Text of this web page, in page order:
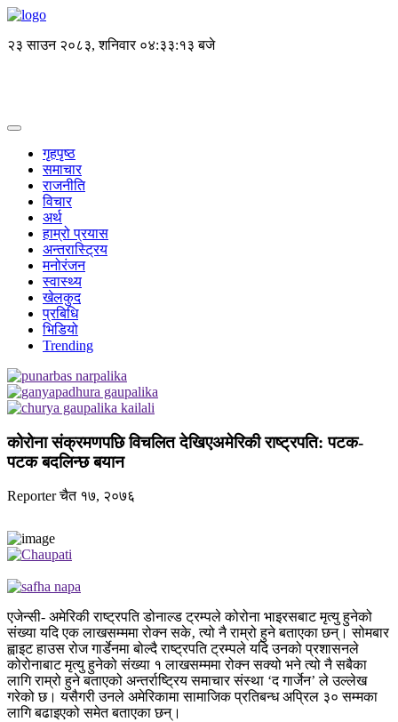
२३ साउन २०८३, शनिवार ०४:३३:१३ बजे
गृहपृष्ठ
समाचार
राजनीति
विचार
अर्थ
हाम्रो प्रयास
अन्तरास्ट्रिय
मनोरंजन
स्वास्थ्य
खेलकुद
प्रबिधि
भिडियो
Trending
कोरोना संक्रमणपछि विचलित देखिएअमेरिकी राष्ट्रपति: पटक‍-
पटक बदलिन्छ बयान
Reporterचैत १७, २०७६
एजेन्सी- अमेरिकी राष्ट्रपति डोनाल्ड ट्रम्पले कोरोना भाइरसबाट मृत्यु हुनेको
संख्या यदि एक लाखसम्ममा रोक्न सके‚ त्यो नै राम्रो हुने बताएका छन्। सोमबार
ह्वाइट हाउस रोज गार्डेनमा बोल्दै राष्ट्रपति ट्रम्पले यदि उनको प्रशासनले
कोरोनाबाट मृत्यु हुनेको संख्या १ लाखसम्ममा रोक्न सक्यो भने त्यो नै सबैका
लागि राम्रो हुने बताएको अन्तर्राष्ट्रिय समाचार संस्था ‘द गार्जेन’ ले उल्लेख
गरेको छ। यसैगरी उनले अमेरिकामा सामाजिक प्रतिबन्ध अप्रिल ३० सम्मका
लागि बढाइएको समेत बताएका छन्।